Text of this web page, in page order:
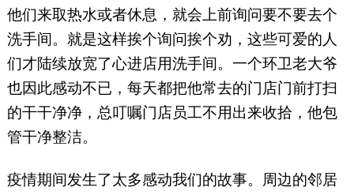
他们来取热水或者休息，就会上前询问要不要去个
洗手间。就是这样挨个询问挨个劝，这些可爱的人
们才陆续放宽了心进店用洗手间。一个环卫老大爷
也因此感动不已，每天都把他常去的门店门前打扫
的干干净净，总叮嘱门店员工不用出来收拾，他包
管干净整洁。
疫情期间发生了太多感动我们的故事。周边的邻居